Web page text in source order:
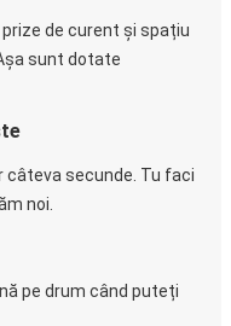
de curent și spațiu
sunt dotate
câteva secunde. Tu faci
noi.
pe drum când puteți